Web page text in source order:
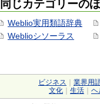
同じカテゴリーの
Weblio実用類語辞典
Weblioシソーラス
ビジネス 業界用
文化
生活 ヘ